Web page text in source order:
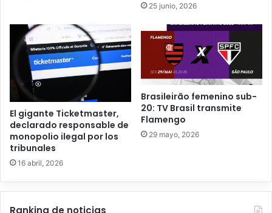
25 junio, 2026
El gigante Ticketmaster,
declarado responsable de
monopolio ilegal por los
tribunales
16 abril, 2026
Brasileirão femenino sub-
20: TV Brasil transmite
Flamengo
29 mayo, 2026
Ranking de noticias